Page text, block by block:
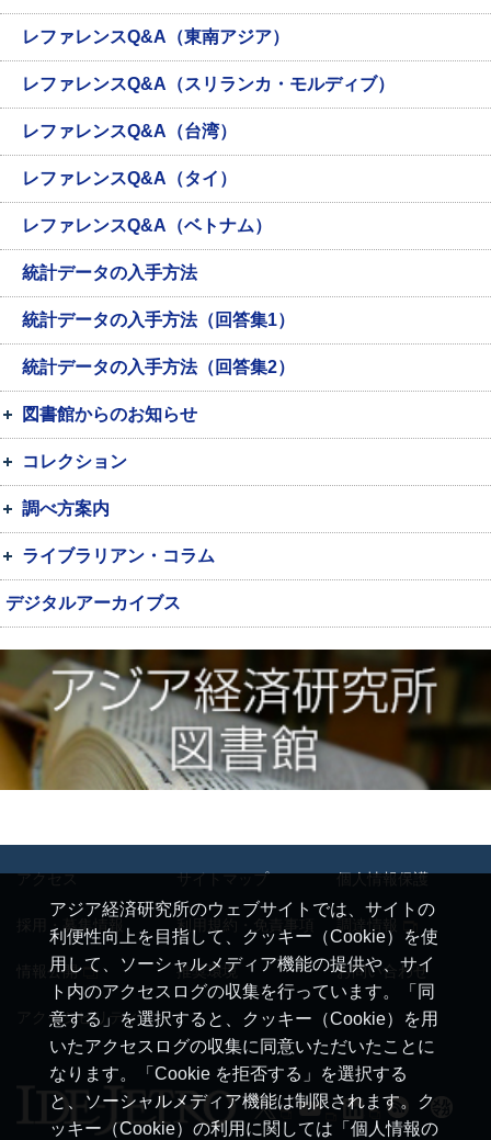
レファレンスQ&A（東南アジア）
レファレンスQ&A（スリランカ・モルディブ）
レファレンスQ&A（台湾）
レファレンスQ&A（タイ）
レファレンスQ&A（ベトナム）
統計データの入手方法
統計データの入手方法（回答集1）
統計データの入手方法（回答集2）
図書館からのお知らせ
コレクション
調べ方案内
ライブラリアン・コラム
デジタルアーカイブス
アジア経済研究所のウェブサイトでは、サイトの
利便性向上を目指して、クッキー（Cookie）を使
用して、ソーシャルメディア機能の提供や、サイ
ト内のアクセスログの収集を行っています。「同
意する」を選択すると、クッキー（Cookie）を用
いたアクセスログの収集に同意いただいたことに
なります。「Cookie を拒否する」を選択する
と、ソーシャルメディア機能は制限されます。ク
ッキー（Cookie）の利用に関しては「個人情報の
アクセス サイトマップ 個人情報保護
採用・募集情報 利用規約・免責事項
情報公開 推奨環境 お問い合わせ
アクセシビリティ